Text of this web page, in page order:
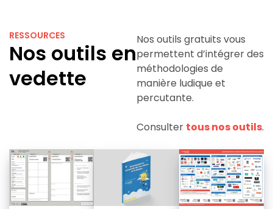
RESSOURCES
Nos outils en
vedette
Nos outils gratuits vous
permettent d’intégrer des
méthodologies de
manière ludique et
percutante.
Consulter tous nos outils.